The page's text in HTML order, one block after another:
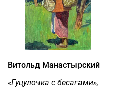
Витольд Манастырский
«Гуцулочка с бесагами»,